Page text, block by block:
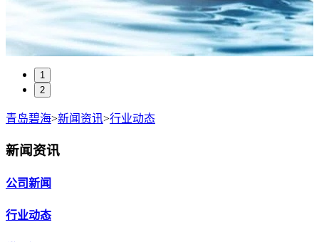
1
2
青岛碧海>新闻资讯>行业动态
新闻资讯
公司新闻
行业动态